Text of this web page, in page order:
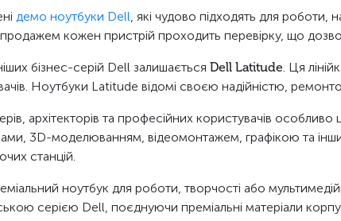
демо ноутбуки Dell, які чудово підходять для роботи,
кожен пристрій проходить перевірку, що
бізнес-серій Dell залишається Dell Latitude. Ця
Ноутбуки Latitude відомі своєю надійністю,
архітекторів та професійних користувачів особливо
3D-моделюванням, відеомонтажем, графікою та
станцій.
ноутбук для роботи, творчості або
серією Dell, поєднуючи преміальні матеріали